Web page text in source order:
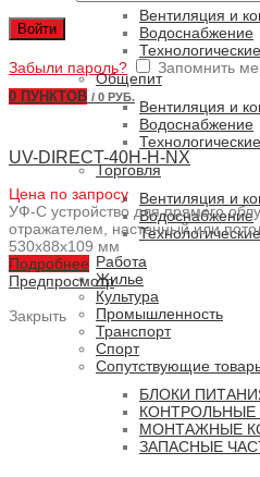
Войти
Забыли пароль? Запомнить
0 ПУНКТОВ / 0 РУБ.
Вентиляция и
Водоснабжение
Общепит
Вентиляция и
Водоснабжение
Торговля
Вентиляция и
Водоснабжение
Работа
Жилье
Культура
Промышленность
Транспорт
Спорт
Сопутствующие
БЛОКИ
МОНТАЖНЫЕ
ЗАПАСНЫЕ
UV-FLOW-E(3)
UV-PENTALIGHT(1)
UV-RACK
(24)
UV-STICK-SCR / UV-STICK-
UV-STYLO-E
UV-STYLO-X(14)
UV-WATER(6)
Технологические решения
Вертикальный транспорт
Водоснабжение
UV-DIRECT-40H-H-NX
Цена по запросу
УФ-С устройство для прямого
отражателем, настенный или
530x88x109 мм
Подробнее
Предпросмотр
Закрыть